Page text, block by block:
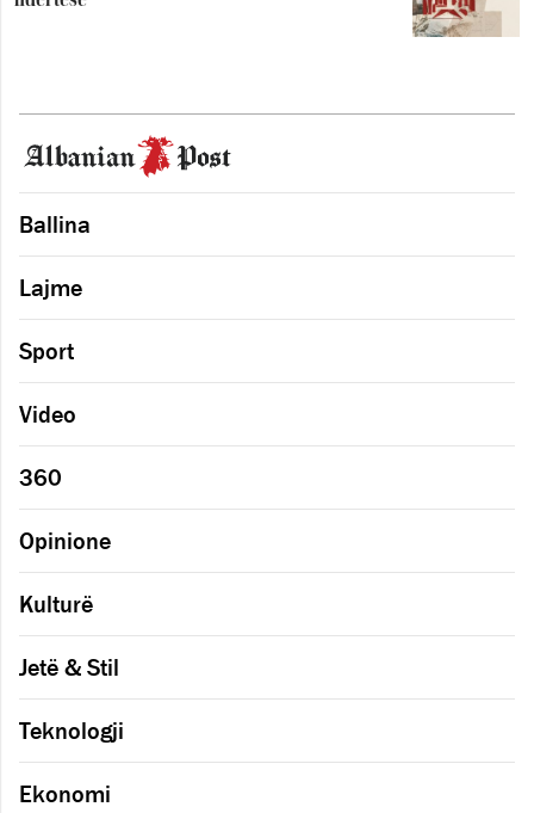
Ballina
Lajme
Sport
Video
360
Opinione
Kulturë
Jetë & Stil
Teknologji
Ekonomi